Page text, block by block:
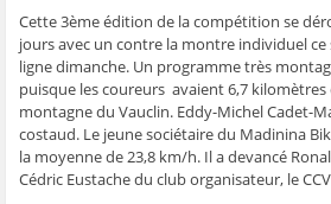
d
a
n
u
n
e
n
o
u
v
e
l
a
n
s
n
e
n
o
u
v
e
l
l
d
a
n
u
n
e
n
o
u
v
e
l
l
l
e
f
Cette 3ème édition de la compétition se
jours avec un contre la montre individuel
ligne dimanche. Un programme très
puisque les coureurs avaient 6,7 kilomètres
montagne du Vauclin. Eddy-Michel Cadet-
costaud. Le jeune sociétaire du Madinina
la moyenne de 23,8 km/h. Il a devancé
Cédric Eustache du club organisateur, le